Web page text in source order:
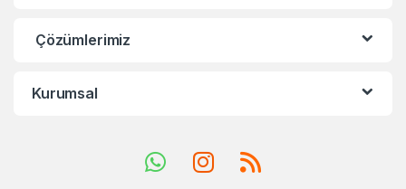
Çözümlerimiz
Kurumsal